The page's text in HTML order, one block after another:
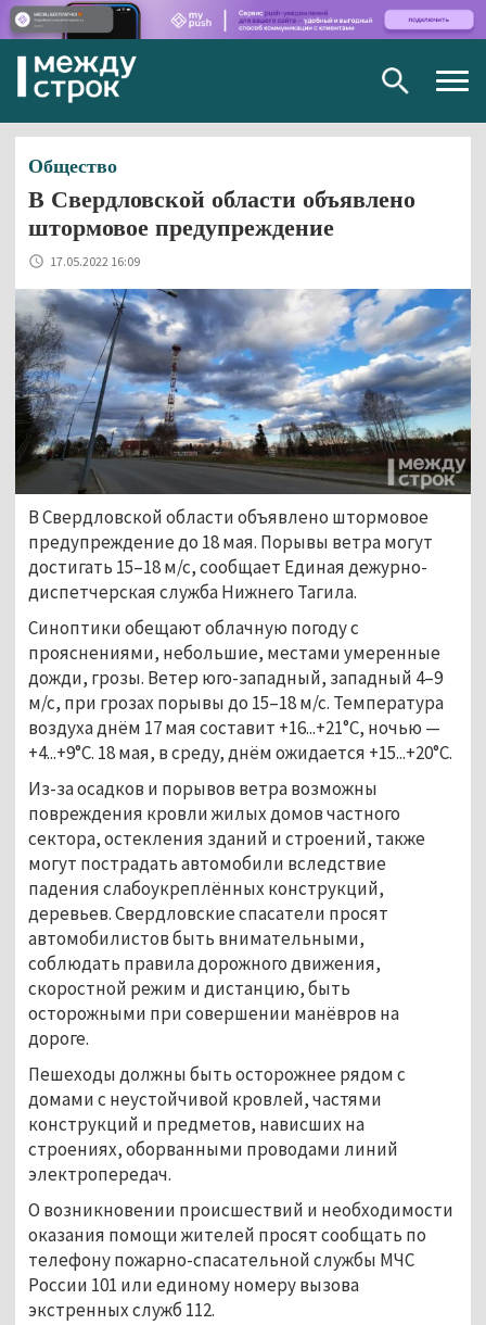
Общество
В Свердловской области объявлено
штормовое предупреждение
17.05.2022 16:09
В Свердловской области объявлено штормовое
предупреждение до 18 мая. Порывы ветра могут
достигать 15–18 м/с, сообщает Единая дежурно-
диспетчерская служба Нижнего Тагила.
Синоптики обещают облачную погоду с
прояснениями, небольшие, местами умеренные
дожди, грозы. Ветер юго-западный, западный 4–9
м/с, при грозах порывы до 15–18 м/с. Температура
воздуха днём 17 мая составит +16...+21°С, ночью —
+4...+9°С. 18 мая, в среду, днём ожидается +15...+20°С.
Из-за осадков и порывов ветра возможны
повреждения кровли жилых домов частного
сектора, остекления зданий и строений, также
могут пострадать автомобили вследствие
падения слабоукреплённых конструкций,
деревьев. Свердловские спасатели просят
автомобилистов быть внимательными,
соблюдать правила дорожного движения,
скоростной режим и дистанцию, быть
осторожными при совершении манёвров на
дороге.
Пешеходы должны быть осторожнее рядом с
домами с неустойчивой кровлей, частями
конструкций и предметов, нависших на
строениях, оборванными проводами линий
электропередач.
О возникновении происшествий и необходимости
оказания помощи жителей просят сообщать по
телефону пожарно-спасательной службы МЧС
России 101 или единому номеру вызова
экстренных служб 112.